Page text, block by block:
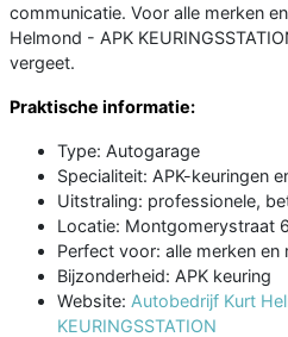
communicatie. Voor alle merken
Helmond - APK
vergeet.
Praktische informatie:
Type: Autogarage
Specialiteit: APK-keuringen
Uitstraling: professionele,
Locatie: Montgomerystraat 6
Perfect voor: alle merken en
Bijzonderheid: APK keuring
Website: Autobedrijf Kurt
KEURINGSSTATION